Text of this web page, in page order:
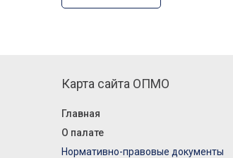
Карта сайта ОПМО
Главная
О палате
Нормативно-правовые документы